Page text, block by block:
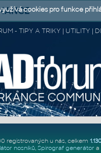
- TIPY A TRIKY | UTILITY |
registrovaných u nás, celkem
nosníků, Spirograf generátor a
cookies pro funkce